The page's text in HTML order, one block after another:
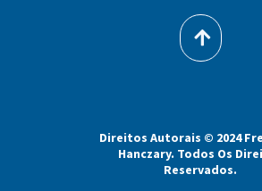
Direitos Autorais © 2024
Hanczary. Todos Os
Reservados.